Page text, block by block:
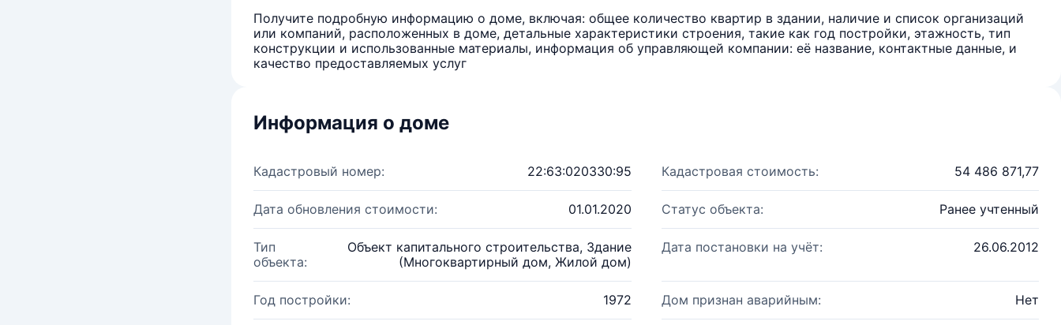
Получите подробную информацию о доме, включая: общее количество квартир в здании, наличие и список организаций
или компаний, расположенных в доме, детальные характеристики строения, такие как год постройки, этажность, тип
конструкции и использованные материалы, информация об управляющей компании: её название, контактные данные, и
качество предоставляемых услуг
Информация о доме
Кадастровый номер: 22:63:020330:95 Кадастровая стоимость: 54 486 871,77
Дата обновления стоимости: 01.01.2020 Статус объекта: Ранее учтенный
Тип
объекта:
Объект капитального строительства, Здание
(Многоквартирный дом, Жилой дом)
Дата постановки на учёт: 26.06.2012
Год постройки: 1972 Дом признан аварийным: Нет